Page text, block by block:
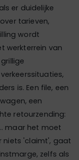
er duidelijke
tarieven,
wordt
werkterrein van
is. Een file, een
een
retourzending:
maar het moet
niets 'claimt', gaat
zelfs als